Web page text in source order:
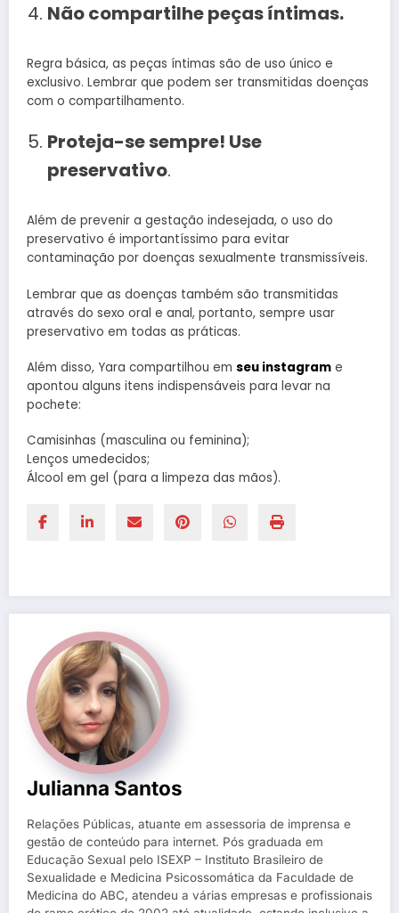
Não compartilhe peças íntimas.
Regra básica, as peças íntimas são de uso único e
exclusivo. Lembrar que podem ser transmitidas doenças
com o compartilhamento.
Proteja-se sempre! Use
preservativo.
Além de prevenir a gestação indesejada, o uso do
preservativo é importantíssimo para evitar
contaminação por doenças sexualmente transmissíveis.
Lembrar que as doenças também são transmitidas
através do sexo oral e anal, portanto, sempre usar
preservativo em todas as práticas.
Além disso, Yara compartilhou em seu instagram e
apontou alguns itens indispensáveis para levar na
pochete:
Camisinhas (masculina ou feminina);
Lenços umedecidos;
Álcool em gel (para a limpeza das mãos).
Julianna Santos
Relações Públicas, atuante em assessoria de imprensa e
gestão de conteúdo para internet. Pós graduada em
Educação Sexual pelo ISEXP – Instituto Brasileiro de
Sexualidade e Medicina Psicossomática da Faculdade de
Medicina do ABC, atendeu a várias empresas e profissionais